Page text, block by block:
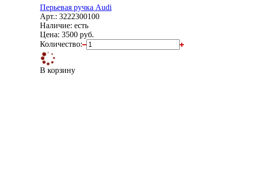
Перьевая ручка Audi
Арт.: 3222300100
Наличие: есть
Цена: 3500 руб.
Количество:
В корзину